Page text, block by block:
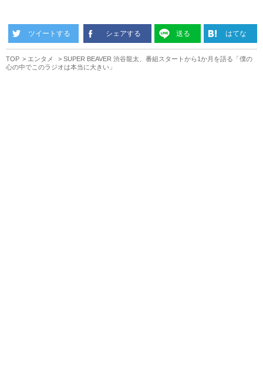
ツイートする シェアする 送る はてな
TOP エンタメ
SUPER BEAVER 渋谷龍太、番組スタートから1か月を語る「僕の
心の中でこのラジオは本当に大きい」